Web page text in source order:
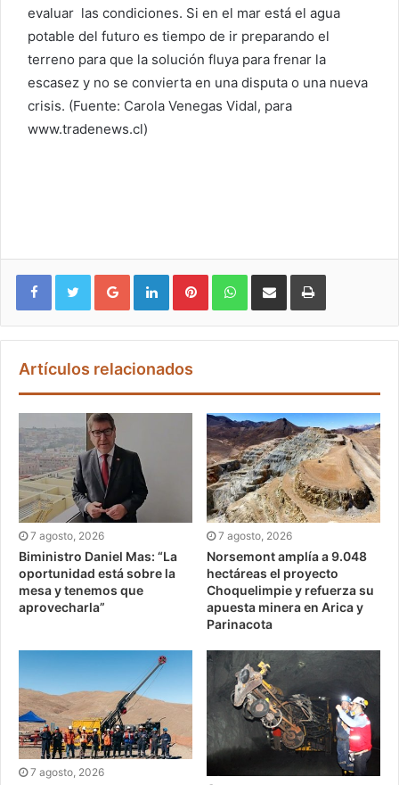
evaluar las condiciones. Si en el mar está el agua
potable del futuro es tiempo de ir preparando el
terreno para que la solución fluya para frenar la
escasez y no se convierta en una disputa o una nueva
crisis. (Fuente: Carola Venegas Vidal, para
www.tradenews.cl)
Google+ LinkedIn Pinterest WhatsApp
Artículos relacionados
7 agosto, 2026
Biministro Daniel Mas: “La
oportunidad está sobre la
mesa y tenemos que
aprovecharla”
7 agosto, 2026
Norsemont amplía a 9.048
hectáreas el proyecto
Choquelimpie y refuerza su
apuesta minera en Arica y
Parinacota
7 agosto, 2026